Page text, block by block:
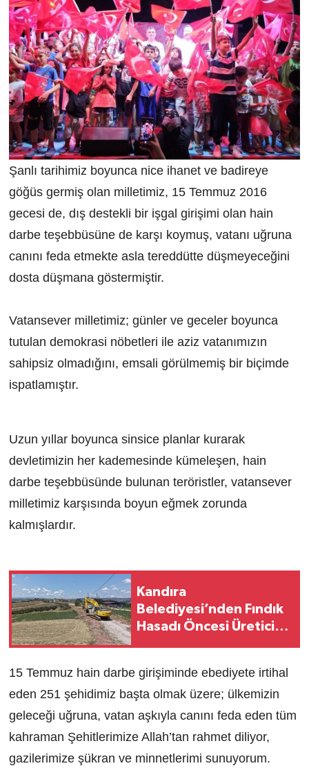
Şanlı tarihimiz boyunca nice ihanet ve badireye
göğüs germiş olan milletimiz, 15 Temmuz 2016
gecesi de, dış destekli bir işgal girişimi olan hain
darbe teşebbüsüne de karşı koymuş, vatanı uğruna
canını feda etmekte asla tereddütte düşmeyeceğini
dosta düşmana göstermiştir.
Vatansever milletimiz; günler ve geceler boyunca
tutulan demokrasi nöbetleri ile aziz vatanımızın
sahipsiz olmadığını, emsali görülmemiş bir biçimde
ispatlamıştır.
Uzun yıllar boyunca sinsice planlar kurarak
devletimizin her kademesinde kümeleşen, hain
darbe teşebbüsünde bulunan teröristler, vatansever
milletimiz karşısında boyun eğmek zorunda
kalmışlardır.
Kandıra
Belediyesi’nden Fındık
Hasadı Öncesi Üreticiye
15 Temmuz hain darbe girişiminde ebediyete irtihal
eden 251 şehidimiz başta olmak üzere; ülkemizin
geleceği uğruna, vatan aşkıyla canını feda eden tüm
kahraman Şehitlerimize Allah’tan rahmet diliyor,
gazilerimize şükran ve minnetlerimi sunuyorum.